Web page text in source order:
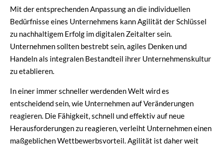
Mit der entsprechenden Anpassung an die individuellen
Bedürfnisse eines Unternehmens kann Agilität der Schlüssel
zu nachhaltigem Erfolg im digitalen Zeitalter sein.
Unternehmen sollten bestrebt sein, agiles Denken und
Handeln als integralen Bestandteil ihrer Unternehmenskultur
zu etablieren.
In einer immer schneller werdenden Welt wird es
entscheidend sein, wie Unternehmen auf Veränderungen
reagieren. Die Fähigkeit, schnell und effektiv auf neue
Herausforderungen zu reagieren, verleiht Unternehmen einen
maßgeblichen Wettbewerbsvorteil. Agilität ist daher weit